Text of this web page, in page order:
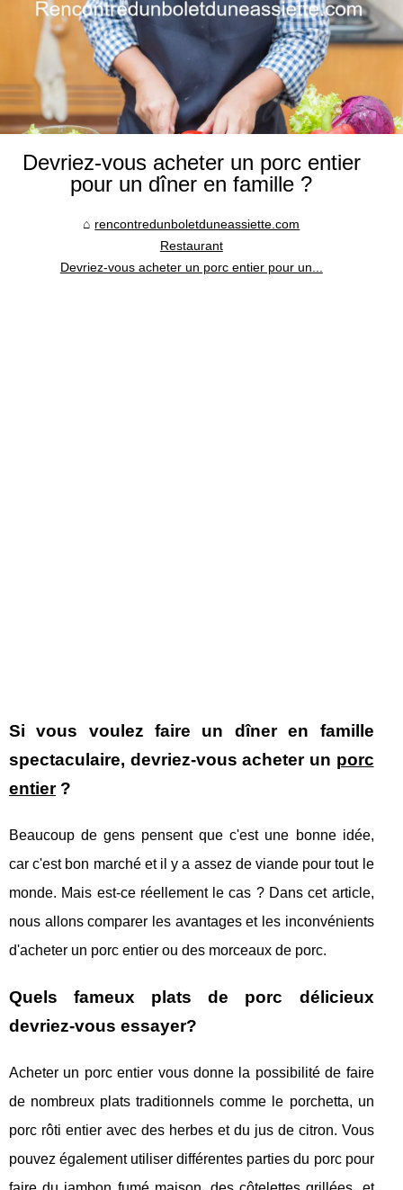
Devriez-vous acheter un porc entier
pour un dîner en famille ?
rencontredunboletduneassiette.com
Restaurant
Devriez-vous acheter un porc entier pour un...
Si vous voulez faire un dîner en famille
spectaculaire, devriez-vous acheter un porc
entier?
Beaucoup de gens pensent que c'est une bonne idée,
car c'est bon marché et il y a assez de viande pour tout le
monde. Mais est-ce réellement le cas ? Dans cet article,
nous allons comparer les avantages et les inconvénients
d'acheter un porc entier ou des morceaux de porc.
Quels fameux plats de porc délicieux
devriez-vous essayer?
Acheter un porc entier vous donne la possibilité de faire
de nombreux plats traditionnels comme le porchetta, un
porc rôti entier avec des herbes et du jus de citron. Vous
pouvez également utiliser différentes parties du porc pour